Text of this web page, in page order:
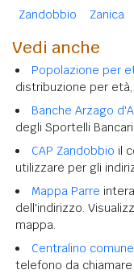
Zandobbio
Zanica
Vedi anche
Popolazione per
distribuzione per
Banche Arzago
degli Sportelli Bancari.
CAP Zandobbio il
utilizzare per gli
Mappa Parre
dell'indirizzo.
mappa.
Centralino
telefono da